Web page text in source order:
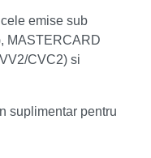
emise sub
MASTERCARD
CVC2) si
suplimentar pentru